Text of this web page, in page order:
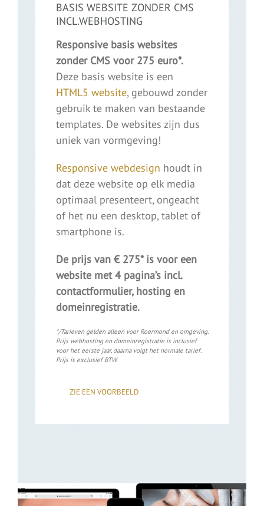
BASIS WEBSITE ZONDER CMS
INCL.WEBHOSTING
Responsive basis websites
zonder CMS voor 275 euro*.
Deze basis website is een
HTML5 website, gebouwd zonder
gebruik te maken van bestaande
templates. De websites zijn dus
uniek van vormgeving!
Responsive webdesign houdt in
dat deze website op elk media
optimaal presenteert, ongeacht
of het nu een desktop, tablet of
smartphone is.
De prijs van € 275* is voor een
website met 4 pagina’s incl.
contactformulier, hosting en
domeinregistratie.
*/Tarieven gelden alleen voor Roermond en omgeving.
Prijs webhosting en domeinregistratie is inclusief
voor het eerste jaar, daarna volgt het normale tarief.
Prijs is exclusief BTW.
ZIE EEN VOORBEELD